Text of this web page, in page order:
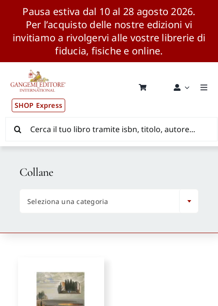
Pausa estiva dal 10 al 28 agosto 2026.
Per l’acquisto delle nostre edizioni vi
invitiamo a rivolgervi alle vostre librerie di
fiducia, fisiche e online.
contenuto
SHOP Express
Pubblicazioni
News ed Eventi
Distribuzione Wolrdwide
CONSIP / MEPA / ANVUR / CINECA
Proposte di pubblicazione
per:
Collane
Seleziona una categoria